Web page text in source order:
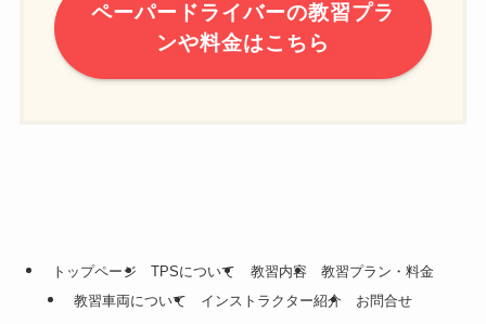
ペーパードライバーの教習プラ
ンや料金はこちら
トップページ TPSについて 教習内容
教習プラン・料金
教習車両について
インストラクター紹介 お問合せ